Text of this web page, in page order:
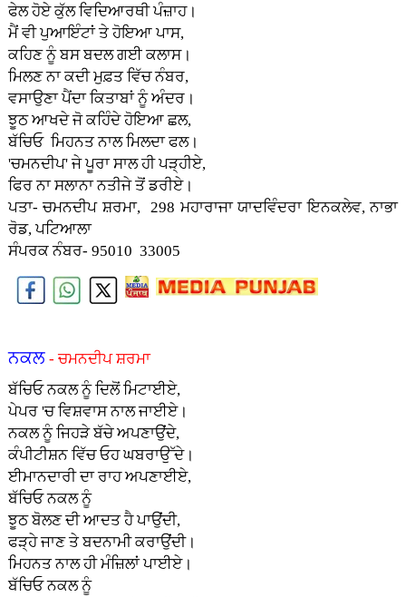
ਫੇਲ ਹੋਏ ਕੁੱਲ ਵਿਦਿਆਰਥੀ ਪੰਜ਼ਾਹ।
ਮੈਂ ਵੀ ਪੁਆਇੰਟਾਂ ਤੇ ਹੋਇਆ ਪਾਸ,
ਕਹਿਣ ਨੂੰ ਬਸ ਬਦਲ ਗਈ ਕਲਾਸ।
ਮਿਲਣ ਨਾ ਕਦੀ ਮੁਫ਼ਤ ਵਿੱਚ ਨੰਬਰ,
ਵਸਾਉਣਾ ਪੈਂਦਾ ਕਿਤਾਬਾਂ ਨੂੰ ਅੰਦਰ।
ਝੂਠ ਆਖਦੇ ਜੋ ਕਹਿੰਦੇ ਹੋਇਆ ਛਲ,
ਬੱਚਿਓ ਮਿਹਨਤ ਨਾਲ ਮਿਲਦਾ ਫਲ।
'ਚਮਨਦੀਪ' ਜੇ ਪੂਰਾ ਸਾਲ ਹੀ ਪੜ੍ਹੀਏ,
ਫਿਰ ਨਾ ਸਲਾਨਾ ਨਤੀਜੇ ਤੋਂ ਡਰੀਏ।
ਪਤਾ- ਚਮਨਦੀਪ ਸ਼ਰਮਾ, 298 ਮਹਾਰਾਜਾ ਯਾਦਵਿੰਦਰਾ ਇਨਕਲੇਵ, ਨਾਭਾ
ਰੋਡ, ਪਟਿਆਲਾ
ਸੰਪਰਕ ਨੰਬਰ- 95010 33005
ਨਕਲ- ਚਮਨਦੀਪ ਸ਼ਰਮਾ
ਬੱਚਿਓ ਨਕਲ ਨੂੰ ਦਿਲੋਂ ਮਿਟਾਈਏ,
ਪੇਪਰ 'ਚ ਵਿਸ਼ਵਾਸ ਨਾਲ ਜਾਈਏ।
ਨਕਲ ਨੂੰ ਜਿਹੜੇ ਬੱਚੇ ਅਪਣਾਉਂਦੇ,
ਕੰਪੀਟੀਸ਼ਨ ਵਿੱਚ ਓਹ ਘਬਰਾਉੱਦੇ।
ਈਮਾਨਦਾਰੀ ਦਾ ਰਾਹ ਅਪਣਾਈਏ,
ਬੱਚਿਓ ਨਕਲ ਨੂੰ
ਝੂਠ ਬੋਲਣ ਦੀ ਆਦਤ ਹੈ ਪਾਉਂਦੀ,
ਫੜ੍ਹੇ ਜਾਣ ਤੇ ਬਦਨਾਮੀ ਕਰਾਉਂਦੀ।
ਮਿਹਨਤ ਨਾਲ ਹੀ ਮੰਜ਼ਿਲਾਂ ਪਾਈਏ।
ਬੱਚਿਓ ਨਕਲ ਨੂੰ